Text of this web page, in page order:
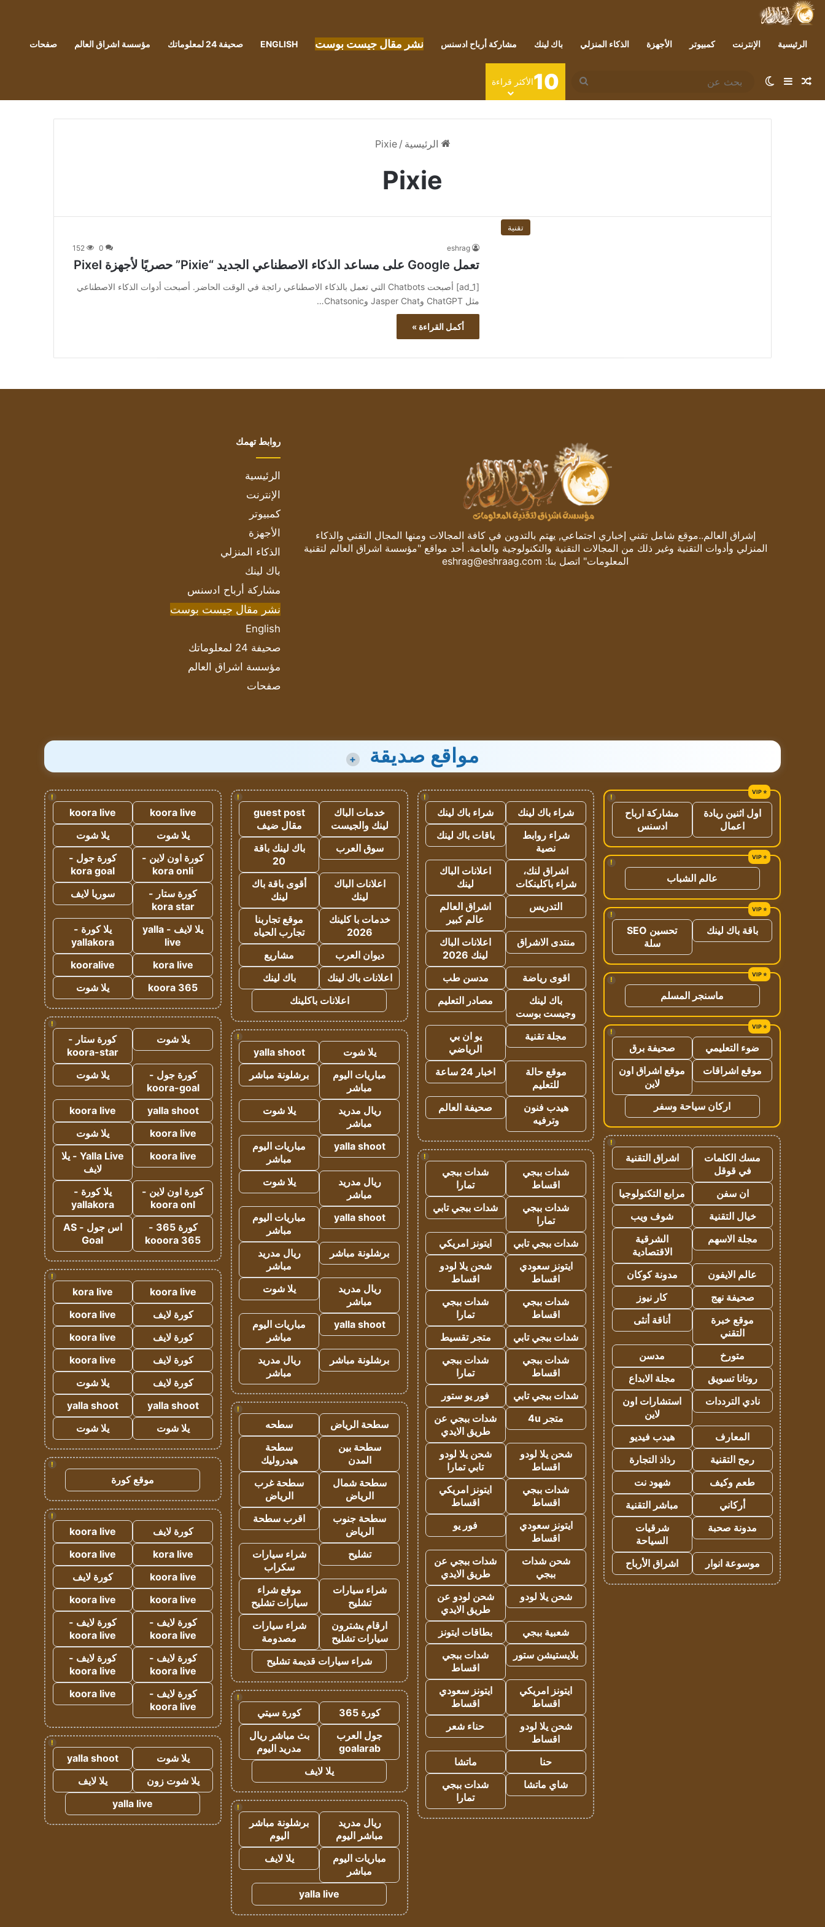
الرئيسية الإنترنت كمبيوتر الأجهزة الذكاء المنزلي باك لينك مشاركة أرباح ادسنس نشر مقال جيست بوست ENGLISH صحيفة 24 لمعلوماتك مؤسسة اشراق العالم صفحات
مقال عشوائي
إضافة عمود جانبي
الوضع المظلم
بحث
عن
10الأكثر قراءة
الرئيسية /
Pixie
Pixie
تقنية
eshrag
0
152
تعمل Google على مساعد الذكاء الاصطناعي الجديد “Pixie” حصريًا لأجهزة Pixel
[ad_1] أصبحت Chatbots التي تعمل بالذكاء الاصطناعي رائجة في الوقت الحاضر. أصبحت أدوات الذكاء الاصطناعي
مثل ChatGPT وJasper Chat وChatsonic…
أكمل القراءة »
إشراق العالم..موقع شامل تقني إخباري اجتماعي, يهتم بالتدوين في كافة المجالات ومنها المجال التقني والذكاء
المنزلي وأدوات التقنية وغير ذلك من المجالات التقنية والتكنولوجية والعامة. أحد مواقع "مؤسسة اشراق العالم لتقنية
المعلومات" اتصل بنا: eshrag@eshraag.com
روابط تهمك
الرئيسية
الإنترنت
كمبيوتر
الأجهزة
الذكاء المنزلي
باك لينك
مشاركة أرباح ادسنس
نشر مقال جيست بوست
English
صحيفة 24 لمعلوماتك
مؤسسة اشراق العالم
صفحات
مواقع صديقة +
!
اول اثنين ريادة
اعمال
مشاركة ارباح
ادسنس
!
عالم الشباب
!
باقة باك لينك
تحسين SEO
سلة
!
ماسنجر المسلم
!
ضوء التعليمي
صحيفة برق
موقع اشراقات
موقع اشراق اون
لاين
اركان سياحة وسفر
!
مسك الكلمات
في قوقل
اشراق التقنية
ان سفن
مرابع التكنولوجيا
خيال التقنية
شوف ويب
مجلة الاسهم
الشرقية
الاقتصادية
عالم الايفون
مدونة كوكان
صحيفة نهج
كار نيوز
موقع خبرة
التقني
أناقة أنثى
متورخ
مدسن
روتانا تسويق
مجلة الابداع
نادي الترددات
استشارات اون
لاين
المعارف
هيدب فيديو
رمح التقنية
رذاذ التجارة
طعم وكيف
شهود نت
أركاني
مباشر التقنية
مدونة صحبة
شرقيات
السياحة
موسوعة انوار
اشراق الأرباح
!
شراء باك لينك
شراء باك لينك
شراء روابط
نصية
باقات باك لينك
اشراق لنك،
شراء باكلينكات
اعلانات الباك
لينك
التدريس
اشراق العالم
عالم كبير
منتدى الاشراق
اعلانات الباك
لينك 2026
اقوى رياضة
مدسن طب
باك لينك
وجيست بوست
مصادر التعليم
مجلة تقنية
يو ان بي
الرياضي
موقع حالة
للتعليم
اخبار 24 ساعة
هيدب فنون
وترفيه
صحيفة العالم
!
شدات ببجي
اقساط
شدات ببجي
تمارا
شدات ببجي
تمارا
شدات ببجي تابي
شدات ببجي تابي
ايتونز امريكي
ايتونز سعودي
اقساط
شحن يلا لودو
اقساط
شدات ببجي
اقساط
شدات ببجي
تمارا
شدات ببجي تابي
متجر تقسيط
شدات ببجي
اقساط
شدات ببجي
تمارا
شدات ببجي تابي
فور يو ستور
متجر 4u
شدات ببجي عن
طريق الايدي
شحن يلا لودو
اقساط
شحن يلا لودو
تابي تمارا
شدات ببجي
اقساط
ايتونز امريكي
اقساط
ايتونز سعودي
اقساط
فور يو
شحن شدات
ببجي
شدات ببجي عن
طريق الايدي
شحن يلا لودو
شحن لودو عن
طريق الايدي
شعبية ببجي
بطاقات ايتونز
بلايستيشن ستور
شدات ببجي
اقساط
ايتونز امريكي
اقساط
ايتونز سعودي
اقساط
شحن يلا لودو
اقساط
حناء شعر
حنا
ماتشا
شاي ماتشا
شدات ببجي
تمارا
!
خدمات الباك
لينك والجيست
guest post
مقال ضيف
سوق العرب
باك لينك باقة
20
اعلانات الباك
لينك
أقوى باقة باك
لينك
خدمات با كلينك
2026
موقع تجاربنا
تجارب الحياه
ديوان العرب
مشاريع
اعلانات باك لينك
باك لينك
اعلانات باكلينك
!
يلا شوت
yalla shoot
مباريات اليوم
مباشر
برشلونة مباشر
ريال مدريد
مباشر
يلا شوت
yalla shoot
مباريات اليوم
مباشر
ريال مدريد
مباشر
يلا شوت
yalla shoot
مباريات اليوم
مباشر
برشلونة مباشر
ريال مدريد
مباشر
ريال مدريد
مباشر
يلا شوت
yalla shoot
مباريات اليوم
مباشر
برشلونة مباشر
ريال مدريد
مباشر
!
سطحة الرياض
سطحه
سطحة بين
المدن
سطحة
هيدروليك
سطحة شمال
الرياض
سطحة غرب
الرياض
سطحة جنوب
الرياض
اقرب سطحة
تشليح
شراء سيارات
سكراب
شراء سيارات
تشليح
موقع شراء
سيارات تشليح
ارقام يشترون
سيارات تشليح
شراء سيارات
مصدومة
شراء سيارات قديمة تشليح
!
كورة 365
كورة سيتي
جول العرب
goalarab
بث مباشر ريال
مدريد اليوم
يلا لايف
!
ريال مدريد
مباشر اليوم
برشلونة مباشر
اليوم
مباريات اليوم
مباشر
يلا لايف
yalla live
!
koora live
koora live
يلا شوت
يلا شوت
كورة اون لاين -
kora onli
كورة جول -
kora goal
كورة ستار -
kora star
سوريا لايف
يلا لايف - yalla
live
يلا كورة -
yallakora
kora live
kooralive
koora 365
يلا شوت
!
يلا شوت
كورة ستار -
koora-star
كورة جول -
koora-goal
يلا شوت
yalla shoot
koora live
koora live
يلا شوت
koora live
Yalla Live - يلا
لايف
كورة اون لاين -
koora onl
يلا كورة -
yallakora
كورة 365 -
kooora 365
اس جول - AS
Goal
!
koora live
kora live
كورة لايف
koora live
كورة لايف
koora live
كورة لايف
koora live
كورة لايف
يلا شوت
yalla shoot
yalla shoot
يلا شوت
يلا شوت
!
موقع كورة
!
كورة لايف
koora live
kora live
koora live
koora live
كورة لايف
koora live
koora live
كورة لايف -
koora live
كورة لايف -
koora live
كورة لايف -
koora live
كورة لايف -
koora live
كورة لايف -
koora live
koora live
!
يلا شوت
yalla shoot
يلا شوت زون
يلا لايف
yalla live